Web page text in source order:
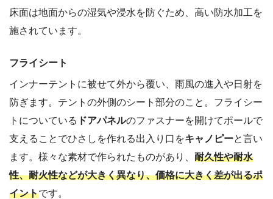
床面は地面からの湿気や浸水を防ぐため、高い防水加工を
施されています。
フライシート
インナーテントに被せて外から覆い、雨風の進入や日射を
防ぎます。テントの外側のシート部分のこと。フライシー
トについている ドアパネルのファスナーを開けてポールで
支えることでひさしを作れる出入り口をキャノピーと言い
ます。様々な素材で作られたものがあり、 耐久性や耐水
性、耐火性などが大きく異なり、価格に大きく差が出るポ
イントです。